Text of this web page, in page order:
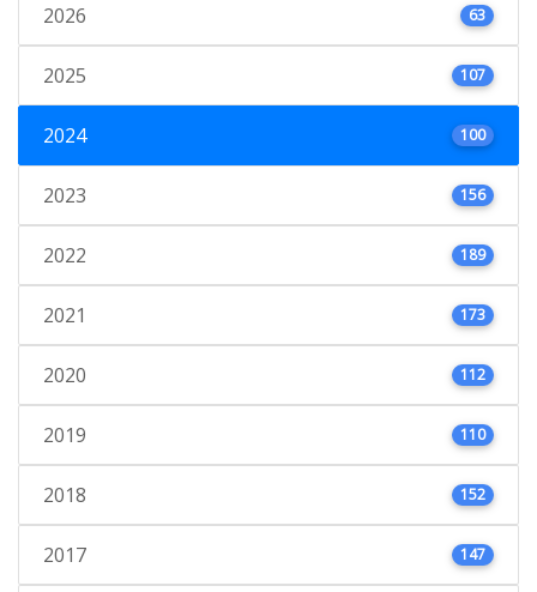
2026 63
2025 107
2024 100
2023 156
2022 189
2021 173
2020 112
2019 110
2018 152
2017 147